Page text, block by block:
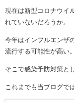
現在は新型コロナウイ
れていないだろうか。
今年はインフルエンザ
流行する可能性が高い。
そこで感染予防対策と
これまでも当ブログで